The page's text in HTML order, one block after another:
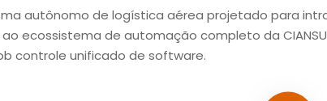
autônomo de logística aérea projetado para
ecossistema de automação completo da
controle unificado de software.